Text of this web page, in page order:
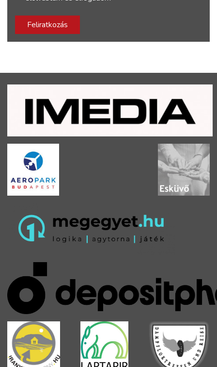
Feliratkozás